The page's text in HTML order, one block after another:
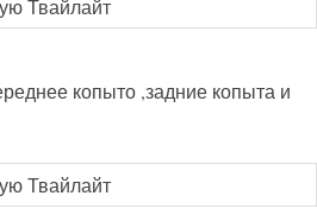
копыто ,задние копыта и